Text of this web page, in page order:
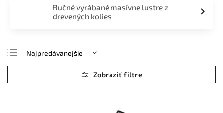
Ručné vyrábané masívne lustre z
drevených kolies
Najpredávanejšie
Najlacnejšie
Najdrahšie